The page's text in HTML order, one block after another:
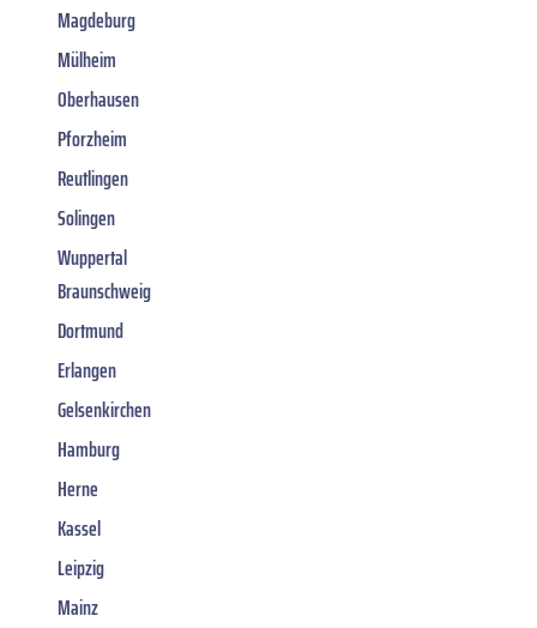
Magdeburg
Mülheim
Oberhausen
Pforzheim
Reutlingen
Solingen
Wuppertal
Braunschweig
Dortmund
Erlangen
Gelsenkirchen
Hamburg
Herne
Kassel
Leipzig
Mainz